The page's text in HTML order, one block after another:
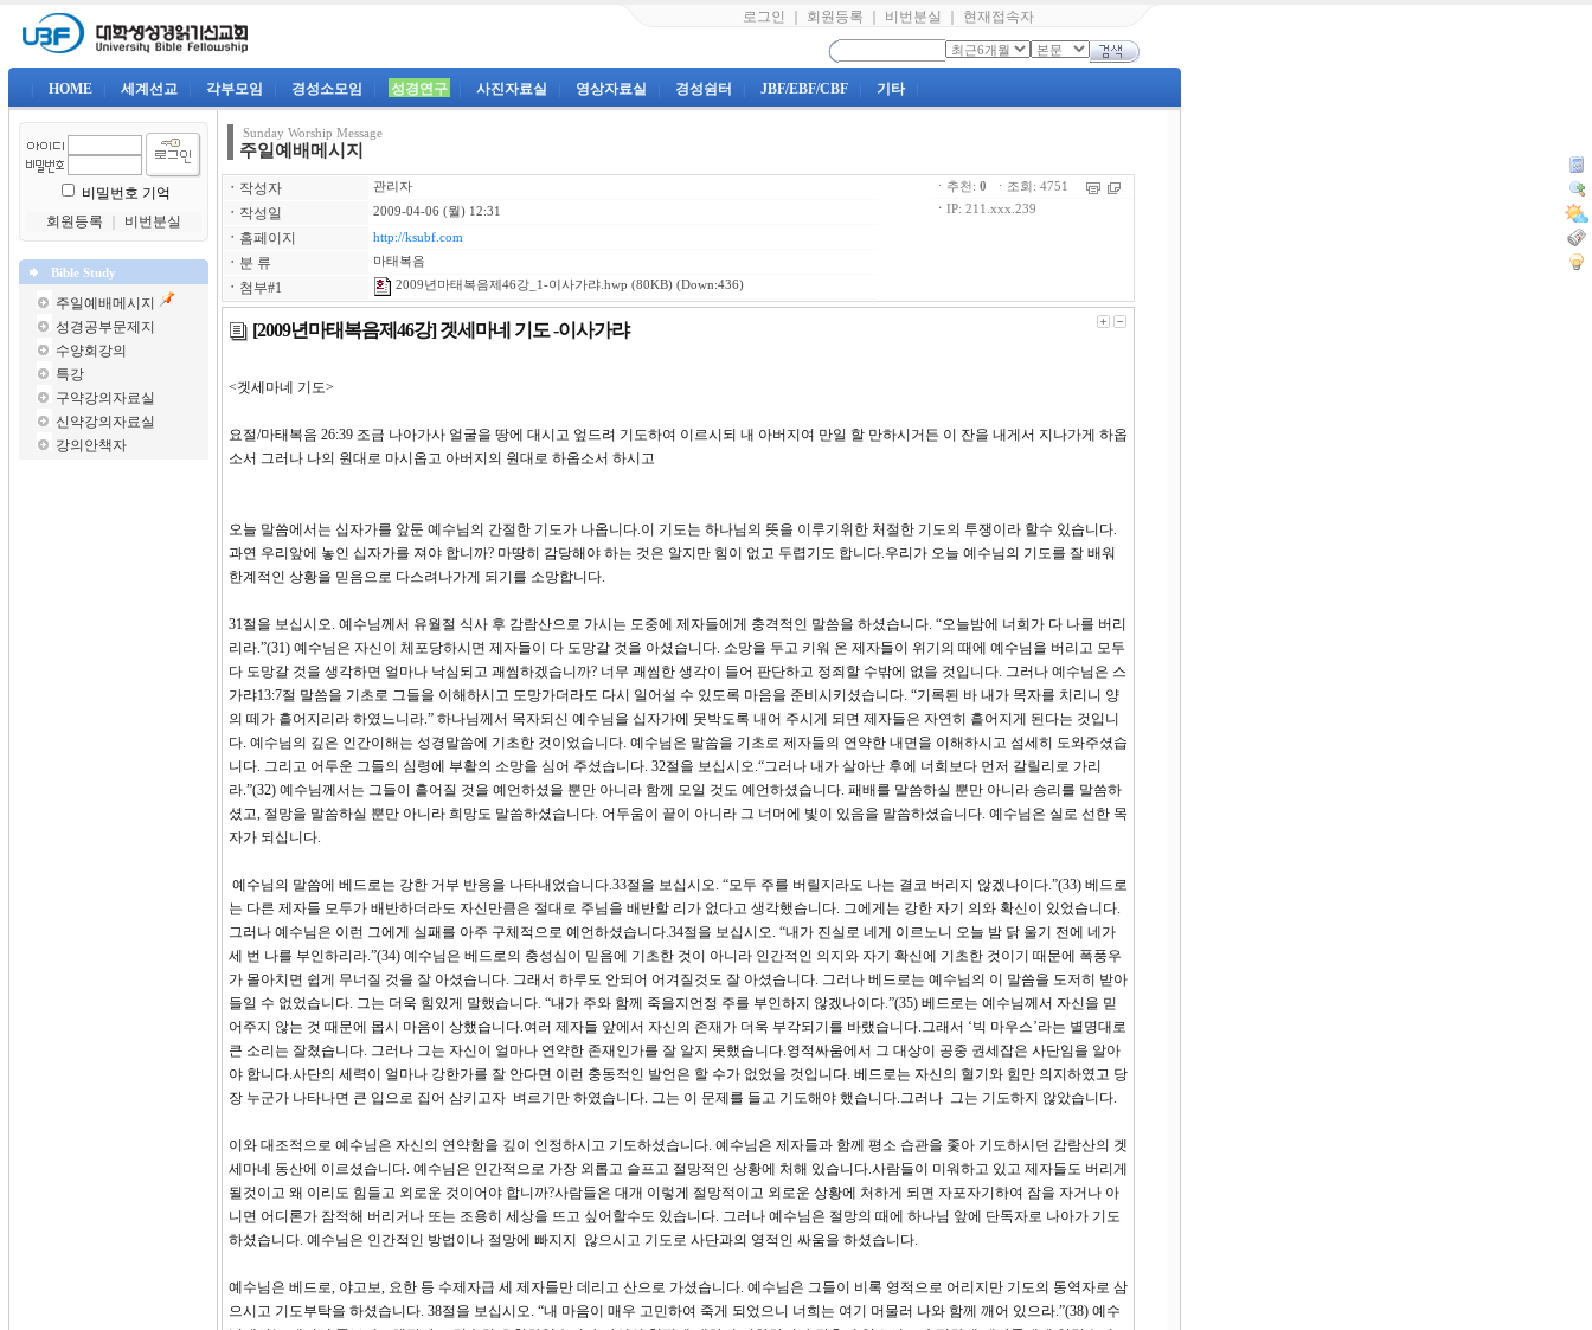
로그인 회원등록 비번분실 현재접속자
HOME 세계선교 각부모임 경성소모임 성경연구 사진자료실 영상자료실 경성쉼터 JBF/EBF/CBF 기타
비밀번호 기억
회원등록
비번분실
Bible Study
주일예배메시지
성경공부문제지
수양회강의
특강
구약강의자료실
신약강의자료실
강의안책자
Sunday Worship Message
주일예배메시지
ㆍ 작성자 관리자
ㆍ 작성일 2009-04-06 (월) 12:31
ㆍ 홈페이지 http://ksubf.com
ㆍ 분 류 마태복음
ㆍ 첨부#1 2009년마태복음제46강_1-이사가랴.hwp (80KB) (Down:436)
ㆍ추천: 0 ㆍ조회: 4751
ㆍ IP: 211.xxx.239
[2009년마태복음제46강] 겟세마네 기도 -이사가랴
<겟세마네 기도>
요절/마태복음 26:39 조금 나아가사 얼굴을 땅에 대시고 엎드려 기도하여 이르시되 내 아버지여 만일 할 만하시거든 이 잔을 내게서 지나가게 하옵
소서 그러나 나의 원대로 마시옵고 아버지의 원대로 하옵소서 하시고
오늘 말씀에서는 십자가를 앞둔 예수님의 간절한 기도가 나옵니다.이 기도는 하나님의 뜻을 이루기위한 처절한 기도의 투쟁이라 할수 있습니다.
과연 우리앞에 놓인 십자가를 져야 합니까? 마땅히 감당해야 하는 것은 알지만 힘이 없고 두렵기도 합니다.우리가 오늘 예수님의 기도를 잘 배워
한계적인 상황을 믿음으로 다스려나가게 되기를 소망합니다.
31절을 보십시오. 예수님께서 유월절 식사 후 감람산으로 가시는 도중에 제자들에게 충격적인 말씀을 하셨습니다. “오늘밤에 너희가 다 나를 버리
리라.”(31) 예수님은 자신이 체포당하시면 제자들이 다 도망갈 것을 아셨습니다. 소망을 두고 키워 온 제자들이 위기의 때에 예수님을 버리고 모두
다 도망갈 것을 생각하면 얼마나 낙심되고 괘씸하겠습니까? 너무 괘씸한 생각이 들어 판단하고 정죄할 수밖에 없을 것입니다. 그러나 예수님은 스
가랴13:7절 말씀을 기초로 그들을 이해하시고 도망가더라도 다시 일어설 수 있도록 마음을 준비시키셨습니다. “기록된 바 내가 목자를 치리니 양
의 떼가 흩어지리라 하였느니라.” 하나님께서 목자되신 예수님을 십자가에 못박도록 내어 주시게 되면 제자들은 자연히 흩어지게 된다는 것입니
다. 예수님의 깊은 인간이해는 성경말씀에 기초한 것이었습니다. 예수님은 말씀을 기초로 제자들의 연약한 내면을 이해하시고 섬세히 도와주셨습
니다. 그리고 어두운 그들의 심령에 부활의 소망을 심어 주셨습니다. 32절을 보십시오.“그러나 내가 살아난 후에 너희보다 먼저 갈릴리로 가리
라.”(32) 예수님께서는 그들이 흩어질 것을 예언하셨을 뿐만 아니라 함께 모일 것도 예언하셨습니다. 패배를 말씀하실 뿐만 아니라 승리를 말씀하
셨고, 절망을 말씀하실 뿐만 아니라 희망도 말씀하셨습니다. 어두움이 끝이 아니라 그 너머에 빛이 있음을 말씀하셨습니다. 예수님은 실로 선한 목
자가 되십니다.
예수님의 말씀에 베드로는 강한 거부 반응을 나타내었습니다.33절을 보십시오. “모두 주를 버릴지라도 나는 결코 버리지 않겠나이다.”(33) 베드로
는 다른 제자들 모두가 배반하더라도 자신만큼은 절대로 주님을 배반할 리가 없다고 생각했습니다. 그에게는 강한 자기 의와 확신이 있었습니다.
그러나 예수님은 이런 그에게 실패를 아주 구체적으로 예언하셨습니다.34절을 보십시오. “내가 진실로 네게 이르노니 오늘 밤 닭 울기 전에 네가
세 번 나를 부인하리라.”(34) 예수님은 베드로의 충성심이 믿음에 기초한 것이 아니라 인간적인 의지와 자기 확신에 기초한 것이기 때문에 폭풍우
가 몰아치면 쉽게 무너질 것을 잘 아셨습니다. 그래서 하루도 안되어 어겨질것도 잘 아셨습니다. 그러나 베드로는 예수님의 이 말씀을 도저히 받아
들일 수 없었습니다. 그는 더욱 힘있게 말했습니다. “내가 주와 함께 죽을지언정 주를 부인하지 않겠나이다.”(35) 베드로는 예수님께서 자신을 믿
어주지 않는 것 때문에 몹시 마음이 상했습니다.여러 제자들 앞에서 자신의 존재가 더욱 부각되기를 바랬습니다.그래서 ‘빅 마우스’라는 별명대로
큰 소리는 잘쳤습니다. 그러나 그는 자신이 얼마나 연약한 존재인가를 잘 알지 못했습니다.영적싸움에서 그 대상이 공중 권세잡은 사단임을 알아
야 합니다.사단의 세력이 얼마나 강한가를 잘 안다면 이런 충동적인 발언은 할 수가 없었을 것입니다. 베드로는 자신의 혈기와 힘만 의지하였고 당
장 누군가 나타나면 큰 입으로 집어 삼키고자 벼르기만 하였습니다. 그는 이 문제를 들고 기도해야 했습니다.그러나 그는 기도하지 않았습니다.
이와 대조적으로 예수님은 자신의 연약함을 깊이 인정하시고 기도하셨습니다. 예수님은 제자들과 함께 평소 습관을 좇아 기도하시던 감람산의 겟
세마네 동산에 이르셨습니다. 예수님은 인간적으로 가장 외롭고 슬프고 절망적인 상황에 처해 있습니다.사람들이 미워하고 있고 제자들도 버리게
될것이고 왜 이리도 힘들고 외로운 것이어야 합니까?사람들은 대개 이렇게 절망적이고 외로운 상황에 처하게 되면 자포자기하여 잠을 자거나 아
니면 어디론가 잠적해 버리거나 또는 조용히 세상을 뜨고 싶어할수도 있습니다. 그러나 예수님은 절망의 때에 하나님 앞에 단독자로 나아가 기도
하셨습니다. 예수님은 인간적인 방법이나 절망에 빠지지 않으시고 기도로 사단과의 영적인 싸움을 하셨습니다.
예수님은 베드로, 야고보, 요한 등 수제자급 세 제자들만 데리고 산으로 가셨습니다. 예수님은 그들이 비록 영적으로 어리지만 기도의 동역자로 삼
으시고 기도부탁을 하셨습니다. 38절을 보십시오. “내 마음이 매우 고민하여 죽게 되었으니 너희는 여기 머물러 나와 함께 깨어 있으라.”(38) 예수